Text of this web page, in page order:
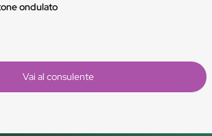
ondulato
Vai al consulente